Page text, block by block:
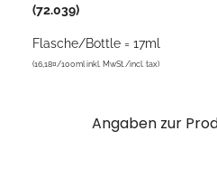
(72.039)
Flasche/Bottle = 17ml
(16,18¤/100ml inkl. MwSt./incl. tax)
Angaben zur